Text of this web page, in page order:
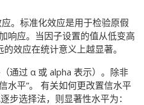
。标准化效应是用于检验原假
响应。当因子设置的值从低变高
效应在统计意义上越显著。
通过 α 或 alpha 表示）。除非
水平”。 有关如何更改置信水平
步选择法，则显著性水平为：